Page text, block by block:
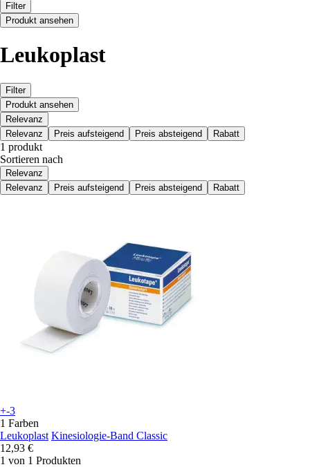
Filter
Produkt ansehen
Leukoplast
Filter
Produkt ansehen
Relevanz
Relevanz
Preis aufsteigend Preis absteigend Rabatt
1 produkt
Sortieren nach
Relevanz
Relevanz
Preis aufsteigend Preis absteigend Rabatt
+-3
1 Farben
Leukoplast Kinesiologie-Band Classic
12,93 €
1 von 1 Produkten